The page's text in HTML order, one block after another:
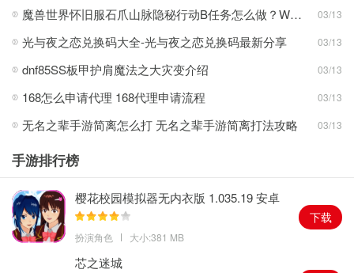
中，非常的精彩。
2、独特的游戏玩法，去进行不断的推动故事剧情，感受更加独特的
事件带来的冒险之旅。
3、游戏把你带入了西奥多失忆的世界，威胁生命的袭击、神秘的幻
游戏亮点
1、更多不同的人和事等你去进行探索，享受我们给你提供的全新游
戏玩法。
2、解开不同的游戏谜题，在这里享受更加不同的游戏玩法，开始全
新的游戏体验。
3、在全黑回忆的游戏中，你可以更好的去进行不同的游戏享受，发
现新的游戏玩法。
魔兽世界怀旧服石爪山脉隐秘行动B任务怎么做？WOW怀旧服风险投资公司函件在哪儿？ 03/13
光与夜之恋兑换码大全-光与夜之恋兑换码最新分享 03/13
dnf85SS板甲护肩魔法之大灾变介绍 03/13
168怎么申请代理 168代理申请流程 03/13
无名之辈手游简离怎么打 无名之辈手游简离打法攻略 03/13
手游排行榜
樱花校园模拟器无内衣版 1.035.19 安卓
版
扮演角色 大小:381 MB
下载
芯之迷城